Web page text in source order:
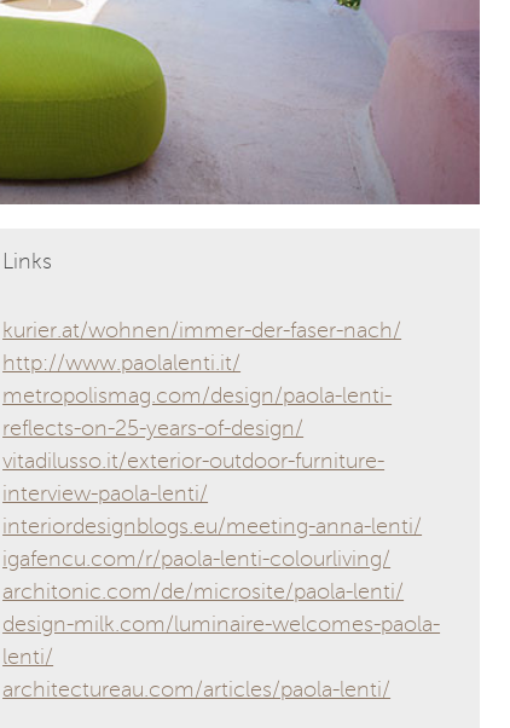
Links
kurier.at/wohnen/immer-der-faser-nach/
http://www.paolalenti.it/
metropolismag.com/design/paola-lenti-
reflects-on-25-years-of-design/
vitadilusso.it/exterior-outdoor-furniture-
interview-paola-lenti/
interiordesignblogs.eu/meeting-anna-lenti/
igafencu.com/r/paola-lenti-colourliving/
architonic.com/de/microsite/paola-lenti/
design-milk.com/luminaire-welcomes-paola-
lenti/
architectureau.com/articles/paola-lenti/